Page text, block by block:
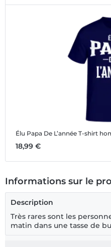
Élu Papa De L’année T-shirt
18,99 €
Informations sur le
Description
Très rares sont les
matin dans une tasse de